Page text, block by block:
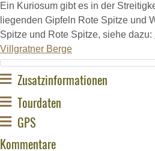
Ein Kuriosum gibt es in der
liegenden Gipfeln Rote Spitze und
Spitze und Rote Spitze, siehe dazu:
Villgratner Berge
Zusatzinformationen
Tourdaten
GPS
Kommentare